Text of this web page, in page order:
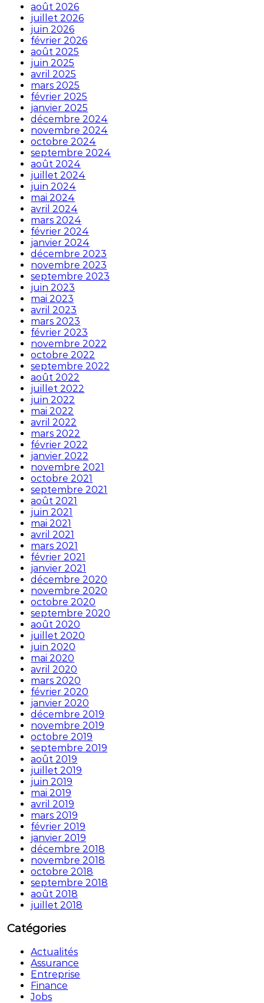
août 2026
juillet 2026
juin 2026
février 2026
août 2025
juin 2025
avril 2025
mars 2025
février 2025
janvier 2025
décembre 2024
novembre 2024
octobre 2024
septembre 2024
août 2024
juillet 2024
juin 2024
mai 2024
avril 2024
mars 2024
février 2024
janvier 2024
décembre 2023
novembre 2023
septembre 2023
juin 2023
mai 2023
avril 2023
mars 2023
février 2023
novembre 2022
octobre 2022
septembre 2022
août 2022
juillet 2022
juin 2022
mai 2022
avril 2022
mars 2022
février 2022
janvier 2022
novembre 2021
octobre 2021
septembre 2021
août 2021
juin 2021
mai 2021
avril 2021
mars 2021
février 2021
janvier 2021
décembre 2020
novembre 2020
octobre 2020
septembre 2020
août 2020
juillet 2020
juin 2020
mai 2020
avril 2020
mars 2020
février 2020
janvier 2020
décembre 2019
novembre 2019
octobre 2019
septembre 2019
août 2019
juillet 2019
juin 2019
mai 2019
avril 2019
mars 2019
février 2019
janvier 2019
décembre 2018
novembre 2018
octobre 2018
septembre 2018
août 2018
juillet 2018
Catégories
Actualités
Assurance
Entreprise
Finance
Jobs